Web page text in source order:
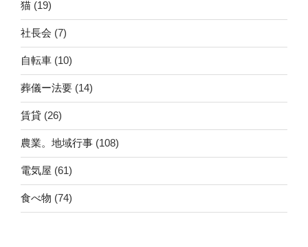
猫 (19)
社長会 (7)
自転車 (10)
葬儀ー法要 (14)
賃貸 (26)
農業。地域行事 (108)
電気屋 (61)
食べ物 (74)